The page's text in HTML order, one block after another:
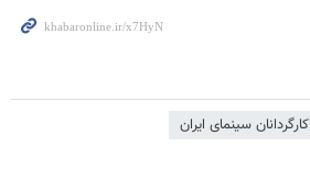
کارگردانان سینمای ایران